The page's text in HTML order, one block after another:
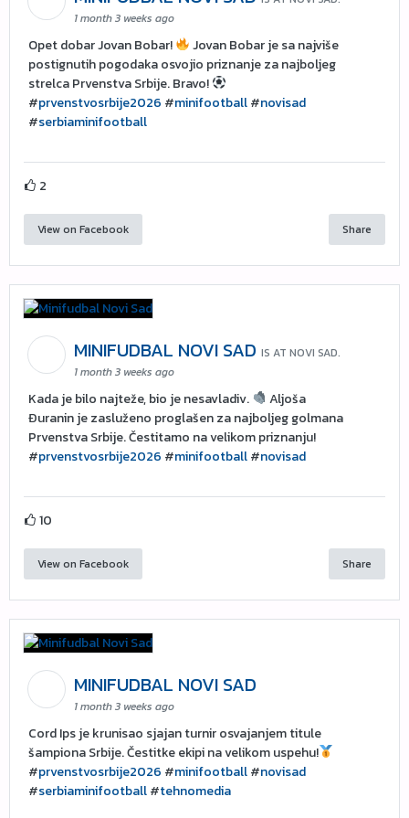
1 month 3 weeks ago
Opet dobar Jovan Bobar!
Jovan Bobar je sa najviše
postignutih pogodaka osvojio priznanje za najboljeg
strelca Prvenstva Srbije. Bravo!
#prvenstvosrbije2026 #minifootball#novisad
#serbiaminifootball
2
View on Facebook Share
MINIFUDBAL NOVI SAD IS AT NOVI SAD.
1 month 3 weeks ago
Kada je bilo najteže, bio je nesavladiv.
Aljoša
Đuranin je zasluženo proglašen za najboljeg golmana
Prvenstva Srbije. Čestitamo na velikom priznanju!
#prvenstvosrbije2026 #minifootball#novisad
10
View on Facebook Share
MINIFUDBAL NOVI SAD
1 month 3 weeks ago
Cord Ips je krunisao sjajan turnir osvajanjem titule
šampiona Srbije. Čestitke ekipi na velikom uspehu!
#prvenstvosrbije2026 #minifootball#novisad
#serbiaminifootball#tehnomedia